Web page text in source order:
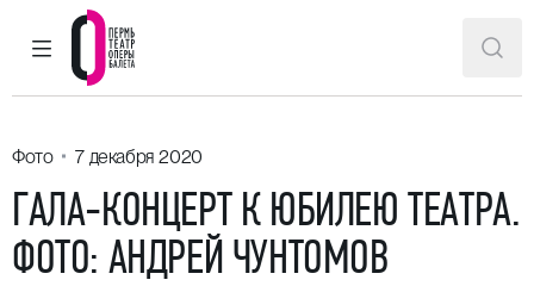
ГЛАВНОЕ МЕНЮ
Пермский театр оперы и балета
Фото 7 декабря 2020
ГАЛА-КОНЦЕРТ К ЮБИЛЕЮ ТЕАТРА.
ФОТО: АНДРЕЙ ЧУНТОМОВ